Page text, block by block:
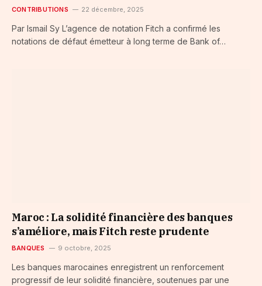
CONTRIBUTIONS 22 décembre, 2025
Par Ismail Sy L’agence de notation Fitch a confirmé les
notations de défaut émetteur à long terme de Bank of…
Maroc : La solidité financière des banques
s’améliore, mais Fitch reste prudente
BANQUES 9 octobre, 2025
Les banques marocaines enregistrent un renforcement
progressif de leur solidité financière, soutenues par une